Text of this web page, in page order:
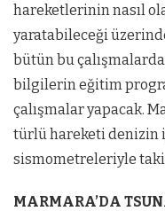
hareketlerinin nasıl
yaratabileceği
bütün bu
bilgilerin eğitim
çalışmalar yapacak.
türlü hareketi denizin
sismometreleriyle
MARMARA’DA